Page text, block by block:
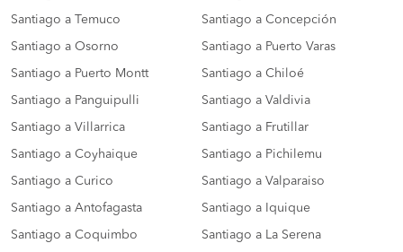
Santiago a Temuco Santiago a Concepción
Santiago a Osorno Santiago a Puerto Varas
Santiago a Puerto Montt Santiago a Chiloé
Santiago a Panguipulli Santiago a Valdivia
Santiago a Villarrica Santiago a Frutillar
Santiago a Coyhaique Santiago a Pichilemu
Santiago a Curico Santiago a Valparaiso
Santiago a Antofagasta Santiago a Iquique
Santiago a Coquimbo Santiago a La Serena